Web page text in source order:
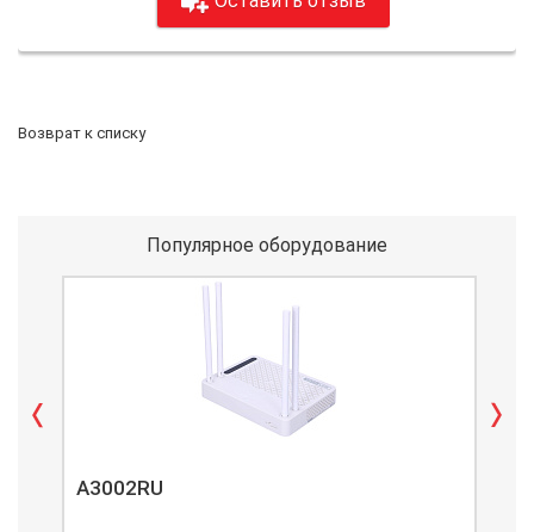
Возврат к списку
Популярное оборудование
A3002RU